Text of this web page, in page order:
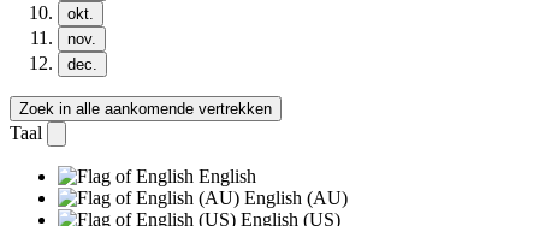
okt.
nov.
dec.
Zoek in alle aankomende vertrekken
Taal
English
English (AU)
English (US)